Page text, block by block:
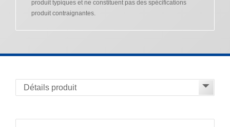
produit typiques et ne constituent pas des spécifications
produit contraignantes.